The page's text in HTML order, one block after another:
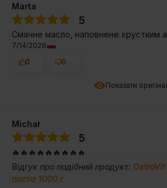
Показати
Marta
5
Смачне масло, наповнене хрустким
7/14/2026
0
0
Michał
5
🔥🔥🔥🔥🔥🔥🔥🔥🔥
Відгук про подібний продукт: OstroVit
паста 1000 г